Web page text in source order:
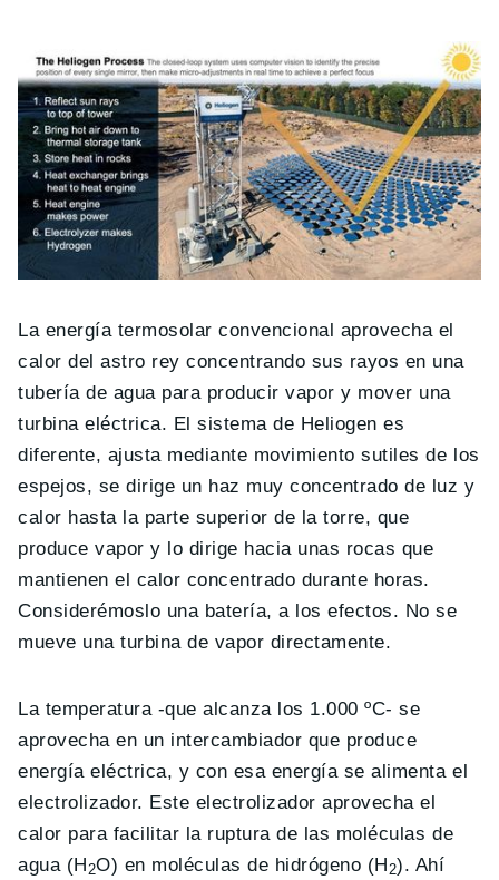
La energía termosolar convencional aprovecha el
calor del astro rey concentrando sus rayos en una
tubería de agua para producir vapor y mover una
turbina eléctrica. El sistema de Heliogen es
diferente, ajusta mediante movimiento sutiles de los
espejos, se dirige un haz muy concentrado de luz y
calor hasta la parte superior de la torre, que
produce vapor y lo dirige hacia unas rocas que
mantienen el calor concentrado durante horas.
Considerémoslo una batería, a los efectos. No se
mueve una turbina de vapor directamente.
La temperatura -que alcanza los 1.000 ºC- se
aprovecha en un intercambiador que produce
energía eléctrica, y con esa energía se alimenta el
electrolizador. Este electrolizador aprovecha el
calor para facilitar la ruptura de las moléculas de
agua (H2O) en moléculas de hidrógeno (H2). Ahí